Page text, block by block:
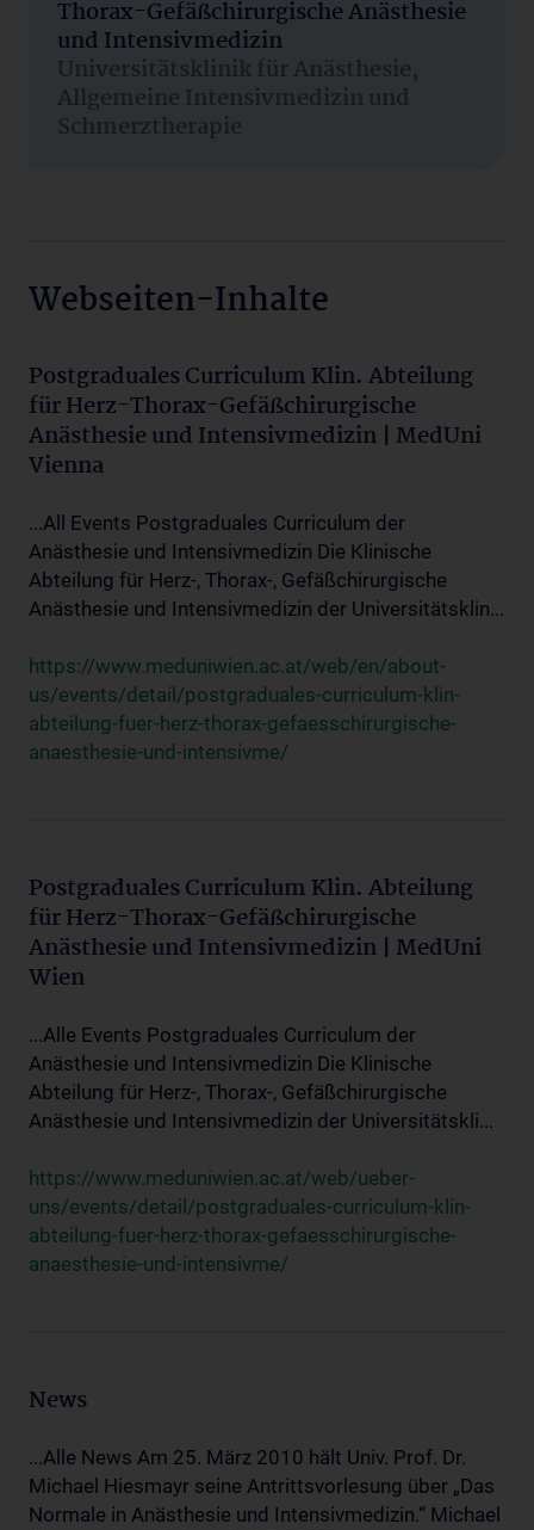
Thorax-Gefäßchirurgische Anästhesie
und Intensivmedizin
Universitätsklinik für Anästhesie,
Allgemeine Intensivmedizin und
Schmerztherapie
Webseiten-Inhalte
Postgraduales Curriculum Klin. Abteilung
für Herz-Thorax-Gefäßchirurgische
Anästhesie und Intensivmedizin | MedUni
Vienna
...All Events Postgraduales Curriculum der
Anästhesie und Intensivmedizin Die Klinische
Abteilung für Herz-, Thorax-, Gefäßchirurgische
Anästhesie und Intensivmedizin der Universitätsklin...
https://www.meduniwien.ac.at/web/en/about-
us/events/detail/postgraduales-curriculum-klin-
abteilung-fuer-herz-thorax-gefaesschirurgische-
anaesthesie-und-intensivme/
Postgraduales Curriculum Klin. Abteilung
für Herz-Thorax-Gefäßchirurgische
Anästhesie und Intensivmedizin | MedUni
Wien
...Alle Events Postgraduales Curriculum der
Anästhesie und Intensivmedizin Die Klinische
Abteilung für Herz-, Thorax-, Gefäßchirurgische
Anästhesie und Intensivmedizin der Universitätskli...
https://www.meduniwien.ac.at/web/ueber-
uns/events/detail/postgraduales-curriculum-klin-
abteilung-fuer-herz-thorax-gefaesschirurgische-
anaesthesie-und-intensivme/
News
...Alle News Am 25. März 2010 hält Univ. Prof. Dr.
Michael Hiesmayr seine Antrittsvorlesung über „Das
Normale in Anästhesie und Intensivmedizin.“ Michael